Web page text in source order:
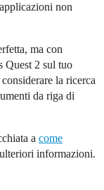
non
ma con
Quest 2 sul tuo
la ricerca
da riga di
a come
informazioni.